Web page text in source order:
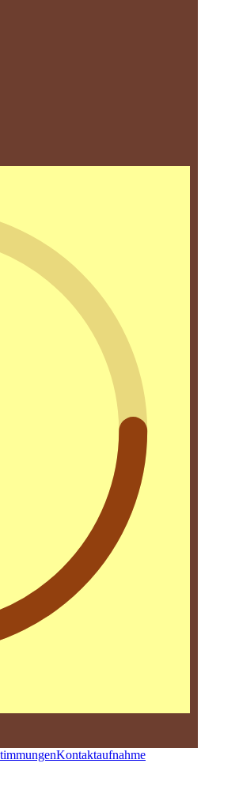
Kontaktaufnahme